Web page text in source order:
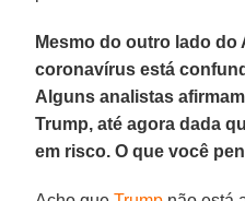
Mesmo do outro lado
coronavírus está
Alguns analistas
Trump, até agora dada
em risco. O que você